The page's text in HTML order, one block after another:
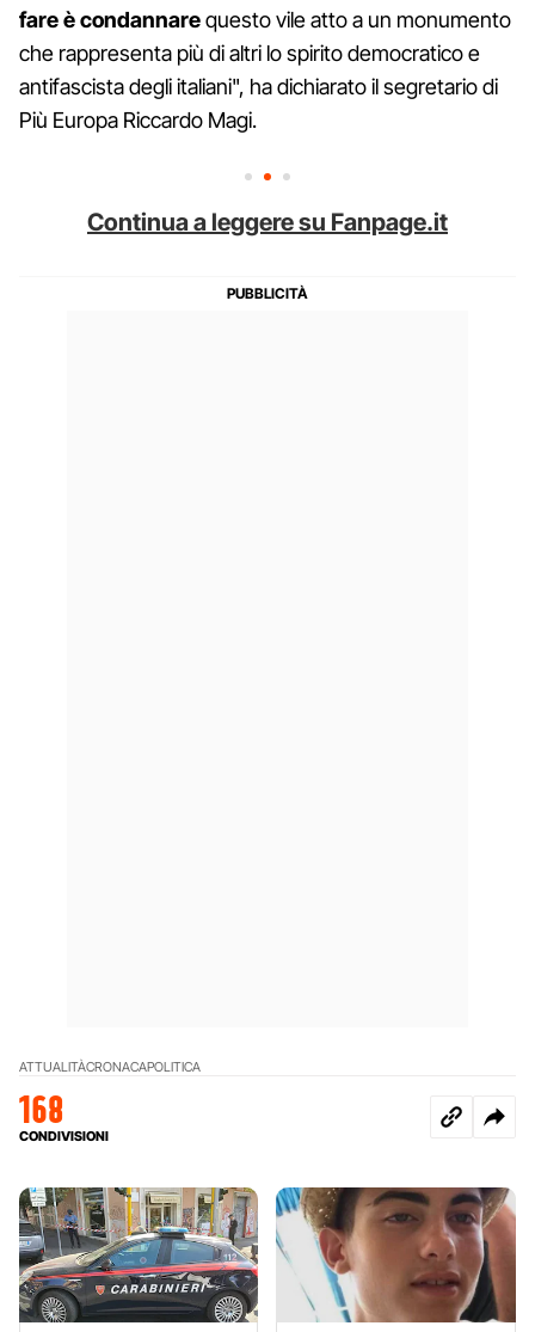
fare è condannarequesto vile atto a un monumento
che rappresenta più di altri lo spirito democratico e
antifascista degli italiani", ha dichiarato il segretario di
Più Europa Riccardo Magi.
Continua a leggere su Fanpage.it
ATTUALITÀCRONACAPOLITICA
168
CONDIVISIONI